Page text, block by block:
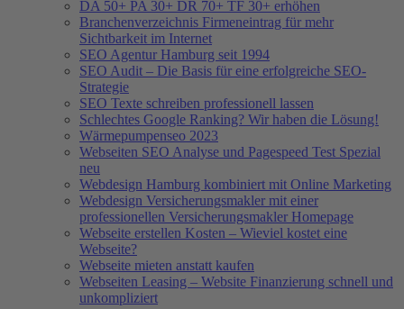
DA 50+ PA 30+ DR 70+ TF 30+ erhöhen
Branchenverzeichnis Firmeneintrag für mehr
Sichtbarkeit im Internet
SEO Agentur Hamburg seit 1994
SEO Audit – Die Basis für eine erfolgreiche SEO-
Strategie
SEO Texte schreiben professionell lassen
Schlechtes Google Ranking? Wir haben die Lösung!
Wärmepumpenseo 2023
Webseiten SEO Analyse und Pagespeed Test Spezial
neu
Webdesign Hamburg kombiniert mit Online Marketing
Webdesign Versicherungsmakler mit einer
professionellen Versicherungsmakler Homepage
Webseite erstellen Kosten – Wieviel kostet eine
Webseite?
Webseite mieten anstatt kaufen
Webseiten Leasing – Website Finanzierung schnell und
unkompliziert